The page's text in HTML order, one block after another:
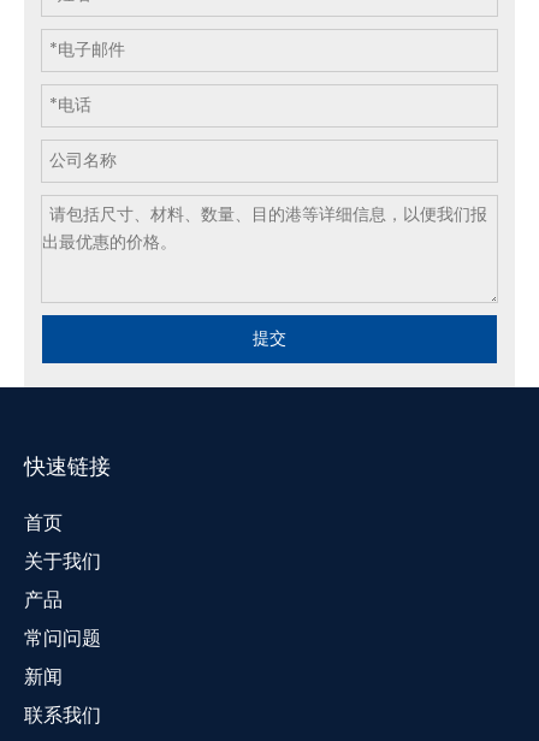
提交
快速链接
首页
关于我们
产品
常问问题
新闻
联系我们